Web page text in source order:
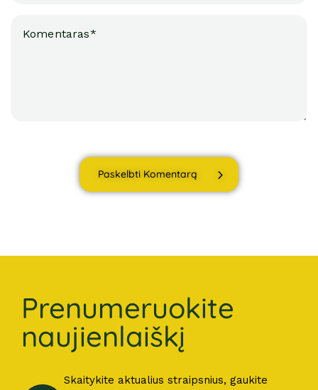
Paskelbti Komentarą
Prenumeruokite
naujienlaiškį
Skaitykite aktualius straipsnius, gaukite